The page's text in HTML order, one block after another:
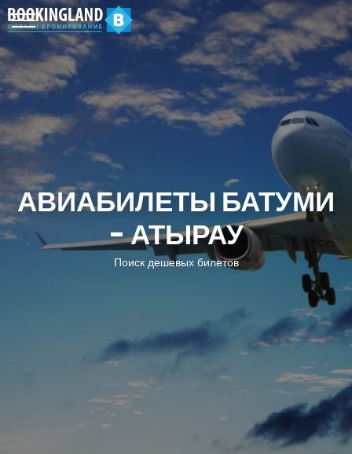
АВИАБИЛЕТЫ БАТУМИ
- АТЫРАУ
Поиск дешевых билетов